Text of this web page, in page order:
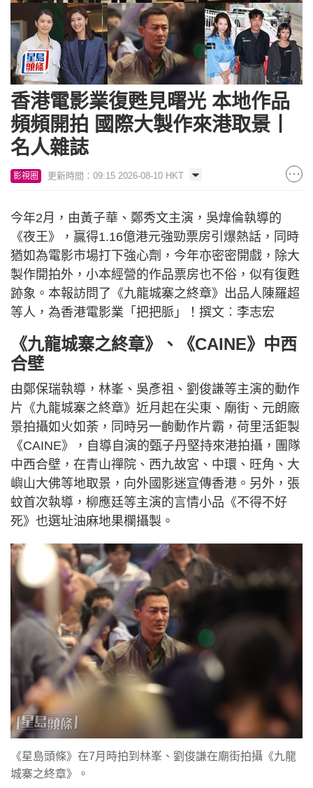
香港電影業復甦見曙光 本地作品
頻頻開拍 國際大製作來港取景丨
名人雜誌
影視圈 更新時間：09:15 2026-08-10 HKT
今年2月，由黃子華、鄭秀文主演，吳煒倫執導的
《夜王》，贏得1.16億港元強勁票房引爆熱話，同時
猶如為電影市場打下強心劑，今年亦密密開戲，除大
製作開拍外，小本經營的作品票房也不俗，似有復甦
跡象。本報訪問了《九龍城寨之終章》出品人陳羅超
等人，為香港電影業「把把脈」！撰文︰李志宏
《九龍城寨之終章》、《CAINE》中西
合壁
由鄭保瑞執導，林峯、吳彥祖、劉俊謙等主演的動作
片《九龍城寨之終章》近月起在尖東、廟街、元朗廠
景拍攝如火如荼，同時另一齣動作片霸，荷里活鉅製
《CAINE》，自導自演的甄子丹堅持來港拍攝，團隊
中西合壁，在青山禪院、西九故宮、中環、旺角、大
嶼山大佛等地取景，向外國影迷宣傳香港。另外，張
蚊首次執導，柳應廷等主演的言情小品《不得不好
死》也選址油麻地果欄攝製。
《星島頭條》在7月時拍到林峯、劉俊謙在廟街拍攝《九龍
城寨之終章》。